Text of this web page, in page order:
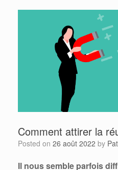
Comment attirer la
Posted on 26 août 2022 by
Il nous semble parfois